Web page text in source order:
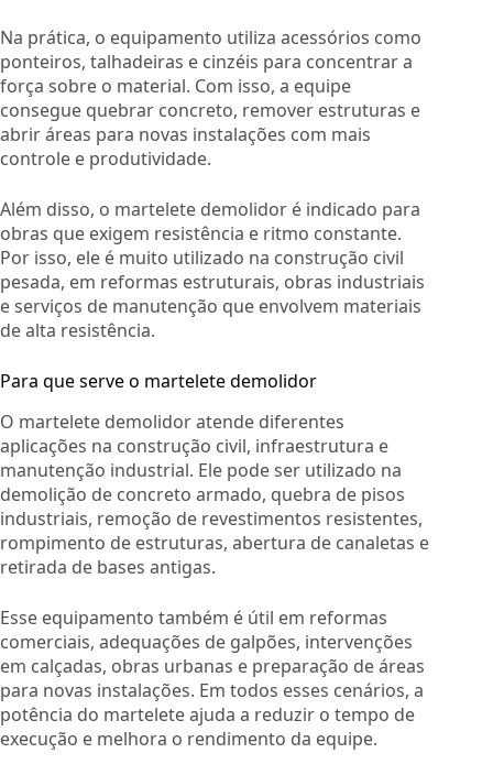
Na prática, o equipamento utiliza acessórios como
ponteiros, talhadeiras e cinzéis para concentrar a
força sobre o material. Com isso, a equipe
consegue quebrar concreto, remover estruturas e
abrir áreas para novas instalações com mais
controle e produtividade.
Além disso, o martelete demolidor é indicado para
obras que exigem resistência e ritmo constante.
Por isso, ele é muito utilizado na construção civil
pesada, em reformas estruturais, obras industriais
e serviços de manutenção que envolvem materiais
de alta resistência.
Para que serve o martelete demolidor
O martelete demolidor atende diferentes
aplicações na construção civil, infraestrutura e
manutenção industrial. Ele pode ser utilizado na
demolição de concreto armado, quebra de pisos
industriais, remoção de revestimentos resistentes,
rompimento de estruturas, abertura de canaletas e
retirada de bases antigas.
Esse equipamento também é útil em reformas
comerciais, adequações de galpões, intervenções
em calçadas, obras urbanas e preparação de áreas
para novas instalações. Em todos esses cenários, a
potência do martelete ajuda a reduzir o tempo de
execução e melhora o rendimento da equipe.